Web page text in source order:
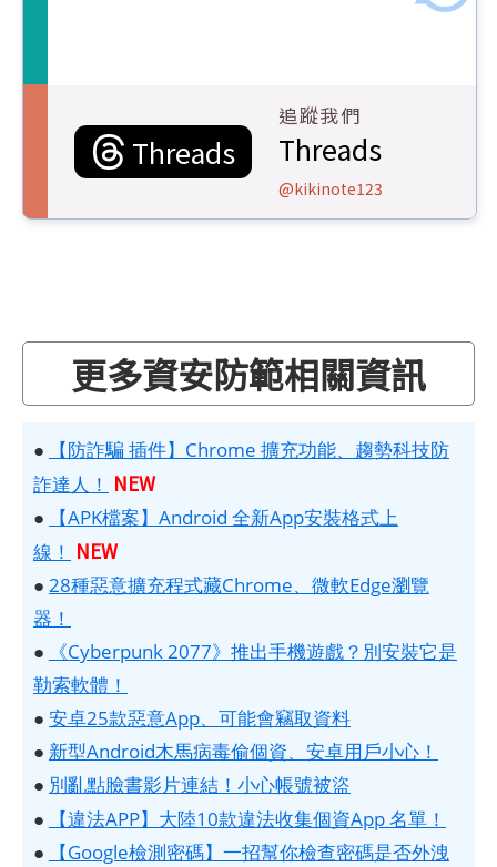
Threads
追蹤我們
Threads
@kikinote123
更多資安防範相關資訊
●
【防詐騙 插件】Chrome 擴充功能、趨勢科技防
詐達人！ NEW
●
【APK檔案】Android 全新App安裝格式上
線！ NEW
● 28種惡意擴充程式藏Chrome、微軟Edge瀏覽
器！
●
《Cyberpunk 2077》推出手機遊戲？別安裝它是
勒索軟體！
● 安卓25款惡意App、可能會竊取資料
● 新型Android木馬病毒偷個資、安卓用戶小心！
● 別亂點臉書影片連結！小心帳號被盜
●
【違法APP】大陸10款違法收集個資App 名單！
●
【Google檢測密碼】一招幫你檢查密碼是否外洩